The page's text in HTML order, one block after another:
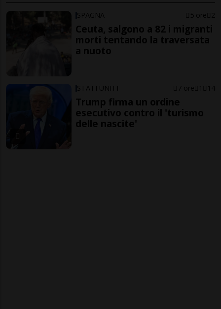
SPAGNA 5 ore 2
Ceuta, salgono a 82 i migranti
morti tentando la traversata
a nuoto
STATI UNITI 7 ore 1 14
Trump firma un ordine
esecutivo contro il 'turismo
delle nascite'